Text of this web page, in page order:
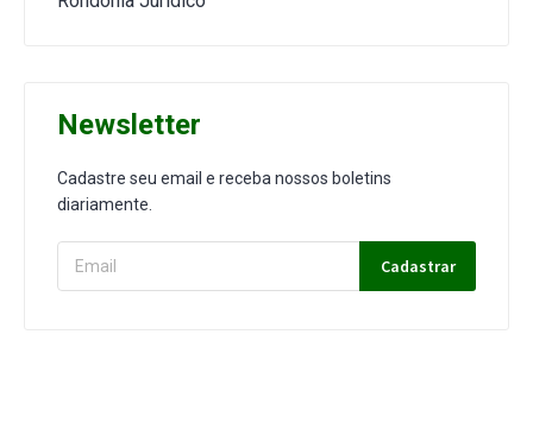
Newsletter
Cadastre seu email e receba nossos boletins
diariamente.
Cadastrar